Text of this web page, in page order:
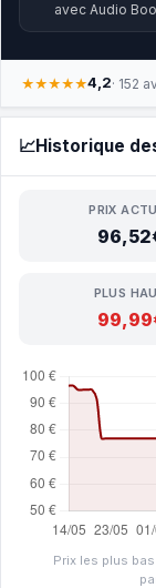
avec Audio
★★★★★4,2· 152
📈Historique
PRIX
PLUS
Prix les plus